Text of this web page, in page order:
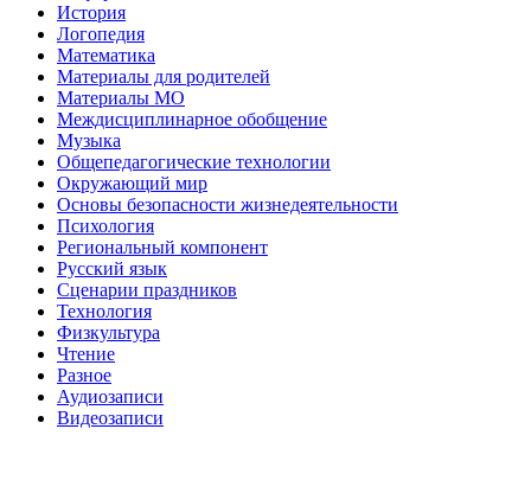
История
Логопедия
Математика
Материалы для родителей
Материалы МО
Междисциплинарное обобщение
Музыка
Общепедагогические технологии
Окружающий мир
Основы безопасности жизнедеятельности
Психология
Региональный компонент
Русский язык
Сценарии праздников
Технология
Физкультура
Чтение
Разное
Аудиозаписи
Видеозаписи